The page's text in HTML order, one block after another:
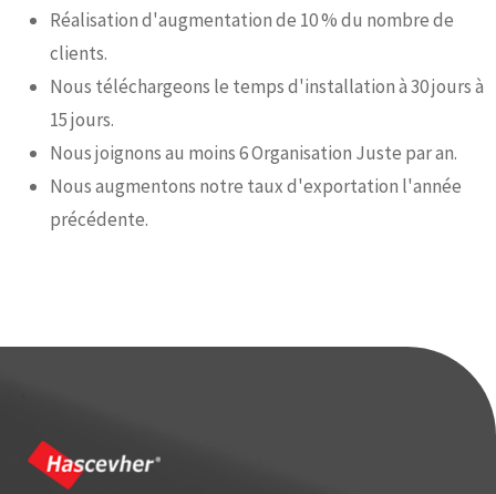
Réalisation d'augmentation de 10 % du nombre de
clients.
Nous téléchargeons le temps d'installation à 30 jours à
15 jours.
Nous joignons au moins 6 Organisation Juste par an.
Nous augmentons notre taux d'exportation l'année
précédente.